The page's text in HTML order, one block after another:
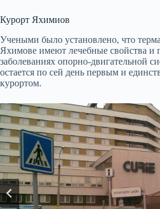
Курорт Яхимиов
Учеными было установлено, что
Яхимове имеют лечебные свойства и
заболеваниях опорно-двигательной
остается по сей день первым и
курортом.